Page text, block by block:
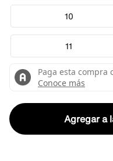
10
11
Agregar a